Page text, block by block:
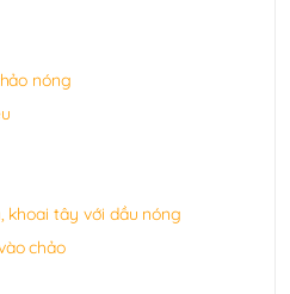
nóng
khoai tây với dầu nóng
chảo